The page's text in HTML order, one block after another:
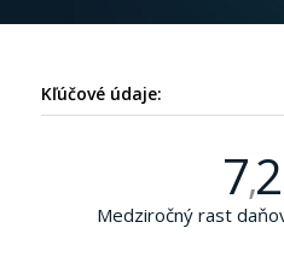
Kľúčové údaje:
7,2
Medziročný rast